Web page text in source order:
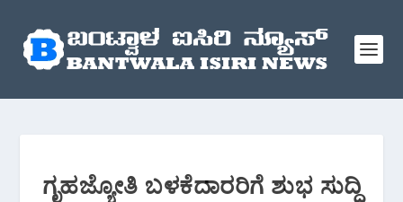
ಗೃಹಜ್ಯೋತಿ ಬಳಕೆದಾರರಿಗೆ ಶುಭ ಸುದ್ದಿ